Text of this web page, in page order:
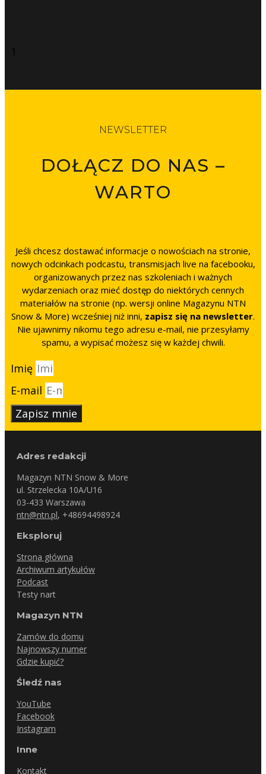
NEWSLETTER
DOŁĄCZ DO NAS –
WARTO
Jeśli chcesz dostawać informacje o nowościach na stronie,
nowych odcinkach podcastu, transmisjach live na facebooku,
organizowanych przez nas szkoleniach i ważnych
wydarzeniach oraz mieć dostęp do niektórych cennych
materiałów na stronie (np. wersji online Magazynu NTN
Snow & More) wcześniej niż inni, zapisz się na newsletter.
Nie ujawnimy nikomu tego adresu e-mail, nie przesyłamy
spamu, a wypisać możesz się w każdej chwili.
Imię
E-mail
Zapisz mnie
Adres redakcji
Magazyn NTN Snow & More
ul. Strzelecka 10A/U16
03-433 Warszawa
ntn@ntn.pl, +48694498924
Eksploruj
Strona główna
Archiwum artykułów
Podcast
Testy nart
Magazyn NTN
Zamów do domu
Najnowszy numer
Gdzie kupić?
Śledź nas
YouTube
Facebook
Instagram
Inne
Kontakt